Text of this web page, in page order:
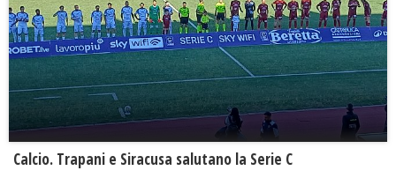
Calcio. Trapani e Siracusa salutano la Serie C